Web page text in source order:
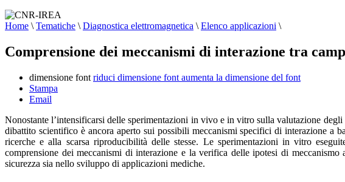
Home \ Tematiche \ Diagnostica elettromagnetica \ Elenco applicazioni \
Comprensione dei meccanismi di interazione tra
dimensione font riduci dimensione font aumenta la dimensione del font
Stampa
Email
Nonostante l’intensificarsi delle sperimentazioni in vivo e in vitro sulla valutazione
dibattito scientifico è ancora aperto sui possibili meccanismi specifici di interazione
ricerche e alla scarsa riproducibilità delle stesse. Le sperimentazioni in vitro
comprensione dei meccanismi di interazione e la verifica delle ipotesi di
sicurezza sia nello sviluppo di applicazioni mediche.